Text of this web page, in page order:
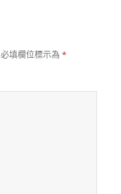
必填欄位標示為*